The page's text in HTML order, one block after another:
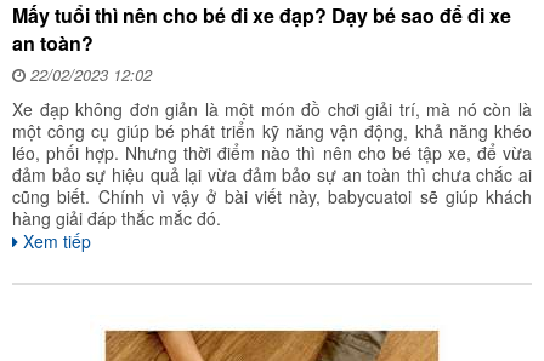
Mấy tuổi thì nên cho bé đi xe đạp? Dạy bé sao để đi xe
an toàn?
22/02/2023 12:02
Xe đạp không đơn giản là một món đồ chơi giải trí, mà nó còn là
một công cụ giúp bé phát triển kỹ năng vận động, khả năng khéo
léo, phối hợp. Nhưng thời điểm nào thì nên cho bé tập xe, để vừa
đảm bảo sự hiệu quả lại vừa đảm bảo sự an toàn thì chưa chắc ai
cũng biết. Chính vì vậy ở bài viết này, babycuatoi sẽ giúp khách
hàng giải đáp thắc mắc đó.
Xem tiếp